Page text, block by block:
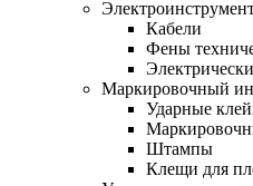
Кабели
Фены
Маркировочный
Ударные
Штампы
Клещи для